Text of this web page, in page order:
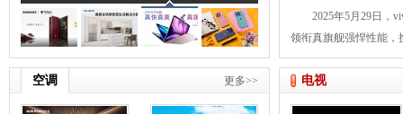
更多>>
空调
2025年5月29日，
领衔真旗舰强悍性能
电视